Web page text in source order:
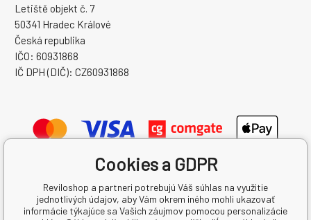
Letiště objekt č. 7
50341 Hradec Králové
Česká republika
IČO: 60931868
IČ DPH (DIČ): CZ60931868
Cookies a GDPR
Reviloshop a partneri potrebujú Váš súhlas na využitie
jednotlivých údajov, aby Vám okrem iného mohli ukazovať
informácie týkajúce sa Vašich záujmov pomocou personalizácie